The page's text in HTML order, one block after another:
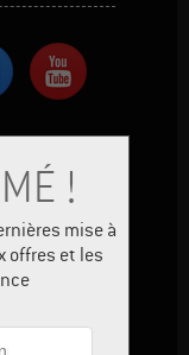
!
mise à
offres et les